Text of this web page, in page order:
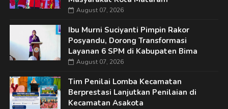
August 07, 2026
Ibu Murni Suciyanti Pimpin Rakor
Posyandu, Dorong Transformasi
Layanan 6 SPM di Kabupaten Bima
August 07, 2026
Tim Penilai Lomba Kecamatan
Berprestasi Lanjutkan Penilaian di
Kecamatan Asakota